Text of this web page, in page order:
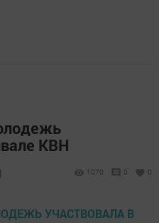
КВН
1070 0 0